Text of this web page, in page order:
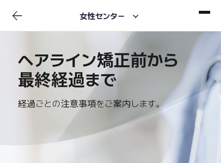
女性センター
ヘアライン矯正前から
最終経過まで
経過ごとの注意事項をご案内します。